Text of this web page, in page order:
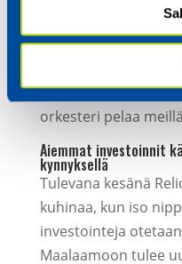
”Olen tyytyväinen
toimii koko paketti.
yksin näiden
orkesteri pelaa
Aiemmat investoinnit
kynnyksellä
Tulevana kesänä
kuhinaa, kun iso
investointeja
Maalaamoon tulee